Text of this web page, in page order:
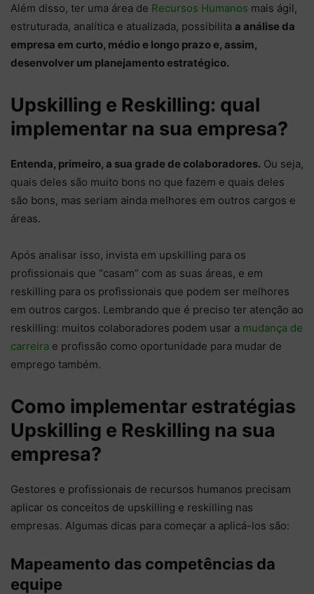
Além disso, ter uma área de Recursos Humanos mais ágil,
estruturada, analítica e atualizada, possibilita a análise da
empresa em curto, médio e longo prazo e, assim,
desenvolver um planejamento estratégico.
Upskilling e Reskilling: qual
implementar na sua empresa?
Entenda, primeiro, a sua grade de colaboradores. Ou seja,
quais deles são muito bons no que fazem e quais deles
são bons, mas seriam ainda melhores em outros cargos e
áreas.
Após analisar isso, invista em upskilling para os
profissionais que “casam” com as suas áreas, e em
reskilling para os profissionais que podem ser melhores
em outros cargos. Lembrando que é preciso ter atenção ao
reskilling: muitos colaboradores podem usar a mudança de
carreira e profissão como oportunidade para mudar de
emprego também.
Como implementar estratégias
Upskilling e Reskilling na sua
empresa?
Gestores e profissionais de recursos humanos precisam
aplicar os conceitos de upskilling e reskilling nas
empresas. Algumas dicas para começar a aplicá-los são:
Mapeamento das competências da
equipe